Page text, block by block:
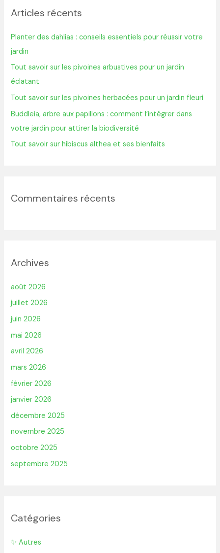
e
c
h
e
r
:
Articles récents
Planter des dahlias : conseils essentiels pour réussir votre
jardin
Tout savoir sur les pivoines arbustives pour un jardin
éclatant
Tout savoir sur les pivoines herbacées pour un jardin fleuri
Buddleia, arbre aux papillons : comment l’intégrer dans
votre jardin pour attirer la biodiversité
Tout savoir sur hibiscus althea et ses bienfaits
Commentaires récents
Archives
août 2026
juillet 2026
juin 2026
mai 2026
avril 2026
mars 2026
février 2026
janvier 2026
décembre 2025
novembre 2025
octobre 2025
septembre 2025
Catégories
✨ Autres